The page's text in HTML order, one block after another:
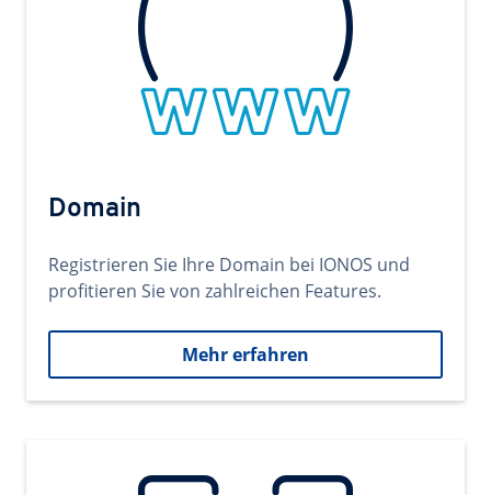
Domain
Registrieren Sie Ihre Domain bei IONOS und
profitieren Sie von zahlreichen Features.
Mehr erfahren